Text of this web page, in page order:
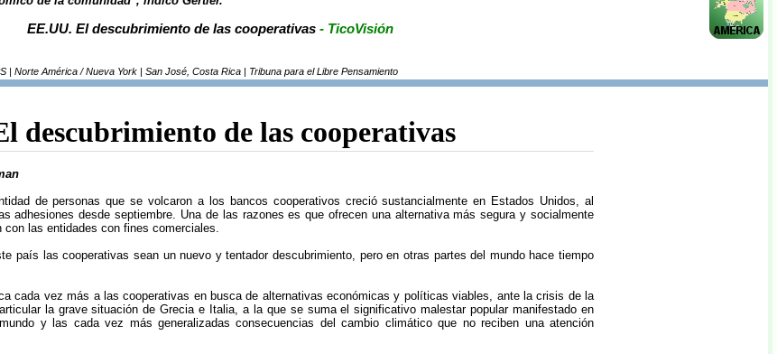
EE.UU. El descubrimiento de las cooperativas - TicoVisión
| Norte América / Nueva York | San José, Costa Rica | Tribuna para el Libre Pensamiento
descubrimiento de las cooperativas
de personas que se volcaron a los bancos cooperativos creció sustancialmente en Estados Unidos, al
adhesiones desde septiembre. Una de las razones es que ofrecen una alternativa más segura y socialmente
con las entidades con fines comerciales.
país las cooperativas sean un nuevo y tentador descubrimiento, pero en otras partes del mundo hace tiempo
cada vez más a las cooperativas en busca de alternativas económicas y políticas viables, ante la crisis de la
la grave situación de Grecia e Italia, a la que se suma el significativo malestar popular manifestado en
y las cada vez más generalizadas consecuencias del cambio climático que no reciben una atención